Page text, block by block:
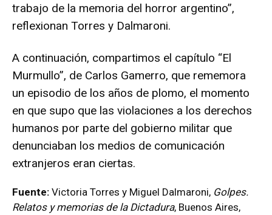
trabajo de la memoria del horror argentino”,
reflexionan Torres y Dalmaroni.
A continuación, compartimos el capítulo “El
Murmullo”, de Carlos Gamerro, que rememora
un episodio de los años de plomo, el momento
en que supo que las violaciones a los derechos
humanos por parte del gobierno militar que
denunciaban los medios de comunicación
extranjeros eran ciertas.
Fuente: Victoria Torres y Miguel Dalmaroni, Golpes.
Relatos y memorias de la Dictadura, Buenos Aires,